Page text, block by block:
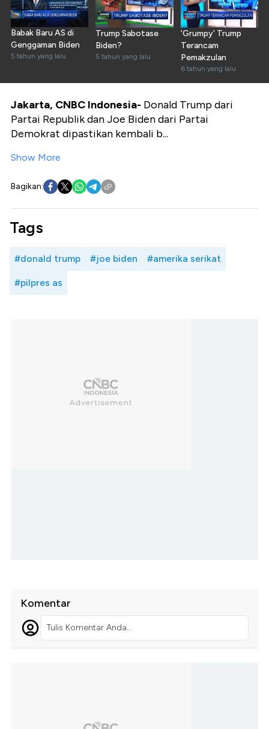
Babak Baru AS di
Genggaman Biden
5 tahun yang lalu
Trump Sabotase
Biden?
5 tahun yang lalu
'Grumpy' Trump
Terancam
Pemakzulan
6 tahun yang lalu
Jakarta, CNBC Indonesia- Donald Trump dari
Partai Republik dan Joe Biden dari Partai
Demokrat dipastikan kembali b...
Show More
Bagikan:
Tags
#donald trump #joe biden #amerika serikat
#pilpres as
Komentar
Tulis Komentar Anda...